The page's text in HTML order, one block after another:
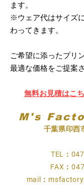
ます。
※ウェア代はサイズ
わってきます。
ご希望に添ったプリ
最適な価格をご提案
無料お見積はこ
M's
千葉県印西
TEL：
FAX：
mail：